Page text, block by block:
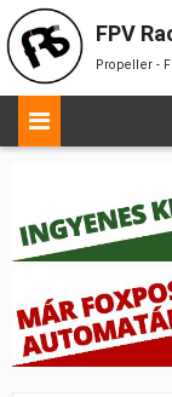
FPV
Propeller -